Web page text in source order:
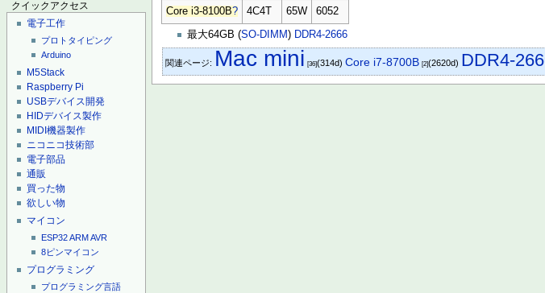
クイックアクセス
電子工作
プロトタイピング
Arduino
M5Stack
Raspberry Pi
USBデバイス開発
HIDデバイス製作
MIDI機器製作
ニコニコ技術部
電子部品
通販
買った物
欲しい物
マイコン
ESP32ARMAVR
8ピンマイコン
プログラミング
プログラミング言語
Core i3-8100B? 4C4T 65W 6052
最大64GB (SO-DIMM) DDR4-2666
関連ページ: Mac mini [36](314d)Core i7-8700B [2](2620d) DDR4-